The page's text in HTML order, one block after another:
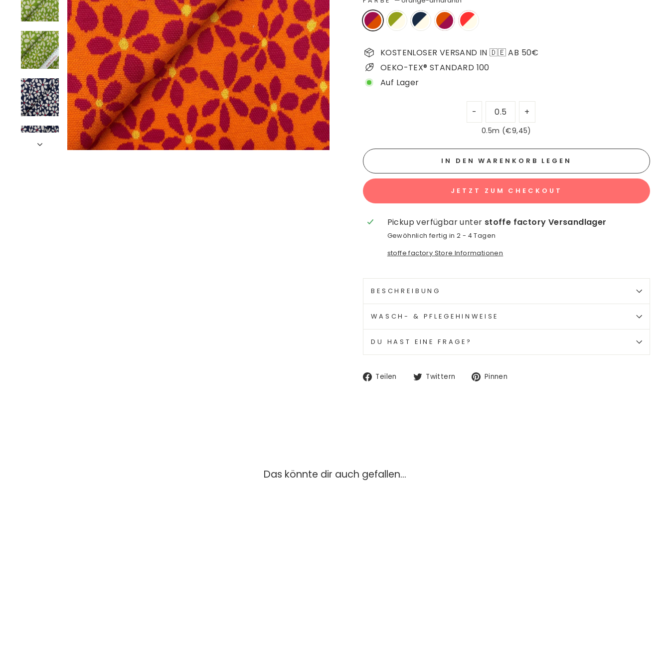
KOSTENLOSER VERSAND IN 🇩🇪 AB 50€
OEKO-TEX® STANDARD 100
Auf Lager
0.5m (€9,45)
IN DEN WARENKORB LEGEN
JETZT ZUM CHECKOUT
Pickup verfügbar unter stoffe factory Versandlager
Gewöhnlich fertig in 2 - 4 Tagen
stoffe factory Store Informationen
BESCHREIBUNG
WASCH- & PFLEGEHINWEISE
DU HAST EINE FRAGE?
Teilen
Auf
Twittern
Auf
Pinnen
Das könnte dir auch gefallen...